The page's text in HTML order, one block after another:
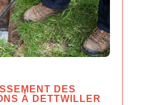
DES
À DETTWILLER